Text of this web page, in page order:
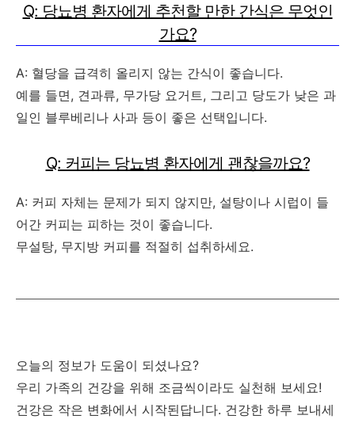
Q: 당뇨병 환자에게 추천할 만한 간식은 무엇인
가요?
A: 혈당을 급격히 올리지 않는 간식이 좋습니다.
예를 들면, 견과류, 무가당 요거트, 그리고 당도가 낮은 과
일인 블루베리나 사과 등이 좋은 선택입니다.
Q: 커피는 당뇨병 환자에게 괜찮을까요?
A: 커피 자체는 문제가 되지 않지만, 설탕이나 시럽이 들
어간 커피는 피하는 것이 좋습니다.
무설탕, 무지방 커피를 적절히 섭취하세요.
오늘의 정보가 도움이 되셨나요?
우리 가족의 건강을 위해 조금씩이라도 실천해 보세요!
건강은 작은 변화에서 시작된답니다. 건강한 하루 보내세